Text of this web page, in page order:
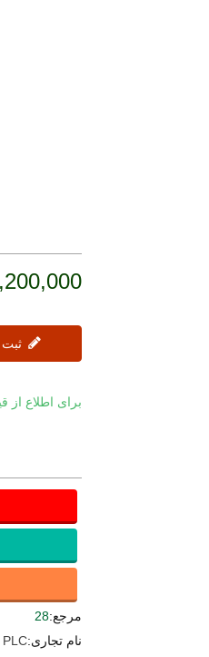
4,200,000
ثبت نظر
برای اطلاع از
مرجع:28
نام تجاری:PLC